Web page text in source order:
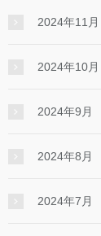
2024年11月
2024年10月
2024年9月
2024年8月
2024年7月